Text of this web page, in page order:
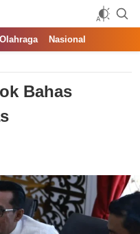
Olahraga Nasional
Bahas